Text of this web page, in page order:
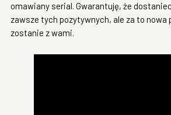
omawiany serial. Gwarantuję, że
zawsze tych pozytywnych, ale za to nowa
zostanie z wami.